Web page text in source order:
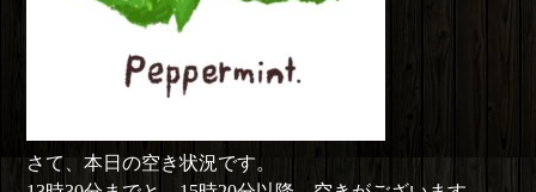
さて、本日の空き状況です。